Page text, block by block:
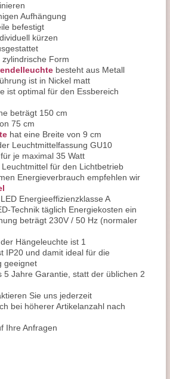
Aufhängung
befestigt
kürzen
Form
besteht aus Metall
ist in Nickel matt
ist optimal für den Essbereich
beträgt 150 cm
75 cm
hat eine Breite von 9 cm
Leuchtmittelfassung GU10
je maximal 35 Watt
für den Lichtbetrieb
Energieverbrauch empfehlen wir
Energieeffizienzklasse A
Technik täglich Energiekosten ein
beträgt 230V / 50 Hz (normaler
Hängeleuchte ist 1
IP20 und damit ideal für die
geeignet
5 Jahre Garantie, statt der üblichen 2
Sie uns jederzeit
bei höherer Artikelanzahl nach
Ihre Anfragen